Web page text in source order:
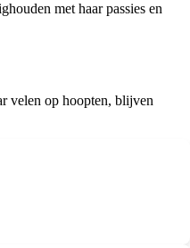
met haar passies en
velen op hoopten, blijven